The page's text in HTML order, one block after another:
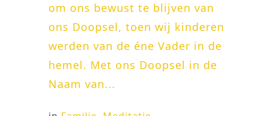
om ons bewust te blijven van
ons Doopsel, toen wij kinderen
werden van de éne Vader in de
hemel. Met ons Doopsel in de
Naam van...